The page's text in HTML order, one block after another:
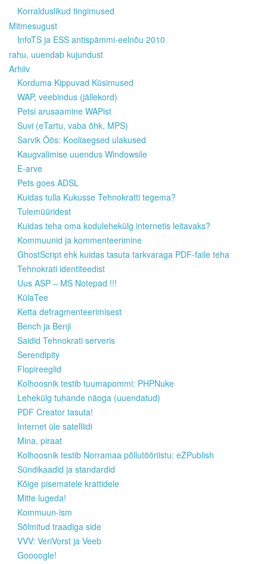
Korralduslikud tingimused
Mitmesugust
InfoTS ja ESS antispämmi-eelnõu 2010
rahu, uuendab kujundust
Arhiiv
Korduma Kippuvad Küsimused
WAP, veebindus (jällekord)
Petsi arusaamine WAPist
Suvi (eTartu, vaba õhk, MPS)
Sarvik Öös: Kooliaegsed ulakused
Kaugvalimise uuendus Windowsile
E-arve
Pets goes ADSL
Kuidas tulla Kukusse Tehnokratti tegema?
Tulemüüridest
Kuidas teha oma kodulehekülg internetis leitavaks?
Kommuunid ja kommenteerimine
GhostScript ehk kuidas tasuta tarkvaraga PDF-faile teha
Tehnokrati identiteedist
Uus ASP – MS Notepad !!!
KülaTee
Ketta defragmenteerimisest
Bench ja Benji
Saidid Tehnokrati serveris
Serendipity
Flopireeglid
Kolhoosnik testib tuumapommi: PHPNuke
Lehekülg tuhande näoga (uuendatud)
PDF Creator tasuta!
Internet üle satelliidi
Mina, piraat
Kolhoosnik testib Norramaa põllutööriistu: eZPublish
Sündikaadid ja standardid
Kõige pisematele krattidele
Mitte lugeda!
Kommuun-ism
Sõlmitud traadiga side
VVV: VeriVorst ja Veeb
Goooogle!